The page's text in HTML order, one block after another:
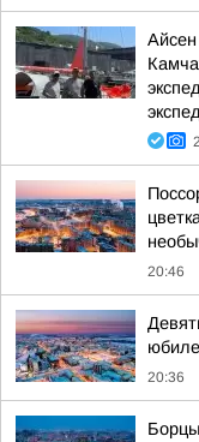
20:46
20:36